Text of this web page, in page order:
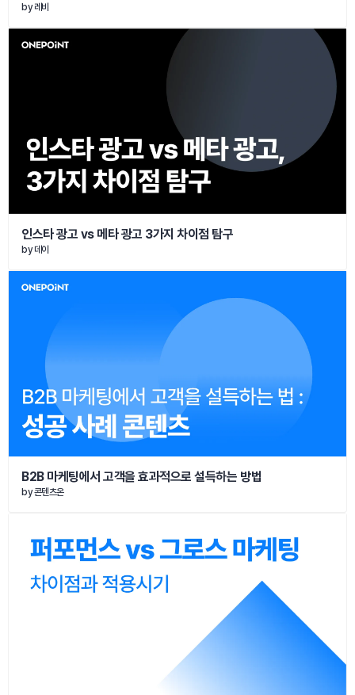
by 레비
인스타 광고 vs 메타 광고 3가지 차이점 탐구
by 데이
B2B 마케팅에서 고객을 효과적으로 설득하는 방법
by 콘텐츠온